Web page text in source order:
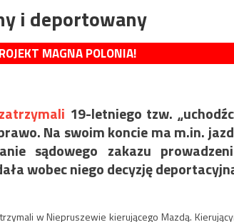
i deportowany
MAGNA POLONIA!
zatrzymali 19-letniego tzw.
Na swoim koncie ma m.in.
sądowego zakazu
wobec niego decyzję
w Niepruszewie kierującego Mazdą.